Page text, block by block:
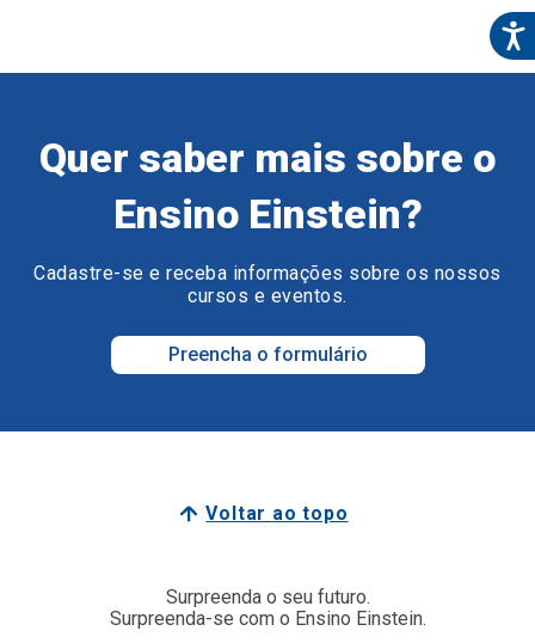
Quer saber mais sobre o
Ensino Einstein?
Cadastre-se e receba informações sobre os nossos
cursos e eventos.
Preencha o formulário
Voltar ao topo
Surpreenda o seu futuro.
Surpreenda-se com o Ensino Einstein.